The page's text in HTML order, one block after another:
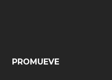
PROMUEVE